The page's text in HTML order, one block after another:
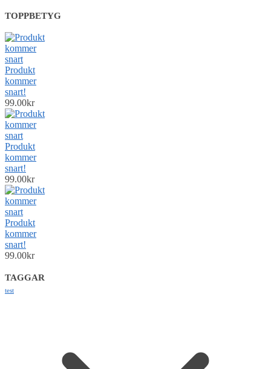
TOPPBETYG
Produkt
kommer
snart!
99.00kr
Produkt
kommer
snart!
99.00kr
Produkt
kommer
snart!
99.00kr
TAGGAR
test